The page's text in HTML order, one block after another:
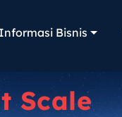
Informasi Bisnis
Scale